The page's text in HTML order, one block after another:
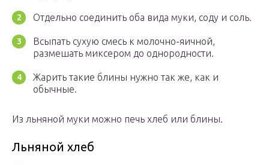
Отдельно соединить оба вида муки, соду и соль.
Всыпать сухую смесь к молочно-яичной,
размешать миксером до однородности.
Жарить такие блины нужно так же, как и
обычные.
Из льняной муки можно печь хлеб или блины.
Льняной хлеб